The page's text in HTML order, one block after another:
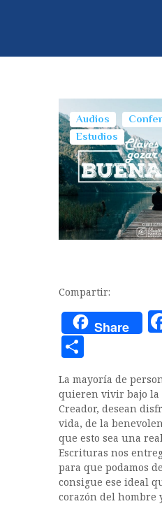
Audios
Estudios
Compartir:
Share
m
p
a
rt
ir
La mayoría de
quieren vivir bajo la
Creador, desean
vida, de la
que esto sea una
Escrituras nos
para que podamos
consigue ese ideal
corazón del hombre